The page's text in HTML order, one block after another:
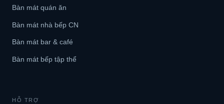
Bàn mát quán ăn
Bàn mát nhà bếp CN
Bàn mát bar & café
Bàn mát bếp tập thể
HỖ TRỢ